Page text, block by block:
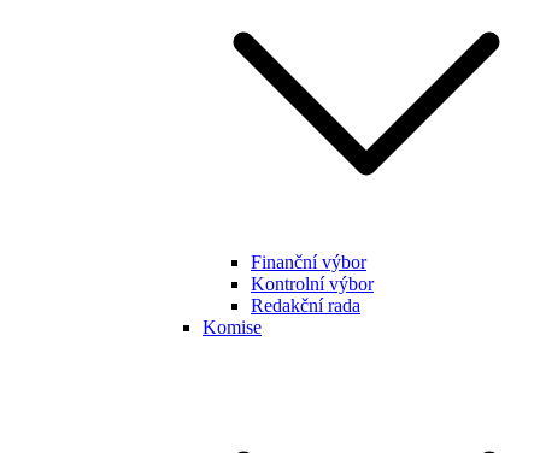
Finanční výbor
Kontrolní výbor
Redakční rada
Komise